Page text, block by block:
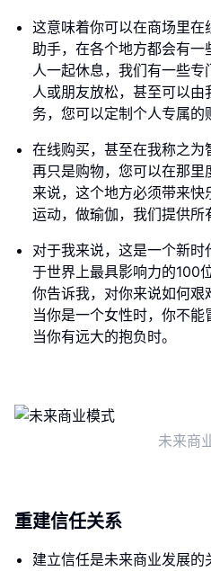
这意味着你可以在商场里
助手，在各个地方都会有
人一起休息，我们有一些
人或朋友放松，甚至可以
务，您可以定制个人专属的
在线购买，甚至在我称之
再只是购物，您可以在那
来说，这个地方必须带来
运动，做瑜伽，我们提供所
对于我来说，这是一个新
于世界上最具影响力的100
你告诉我，对你来说如何艰
当你是一个女性时，你不能
当你有远大的抱负时。
未来商
重建信任关系
建立信任是未来商业发展